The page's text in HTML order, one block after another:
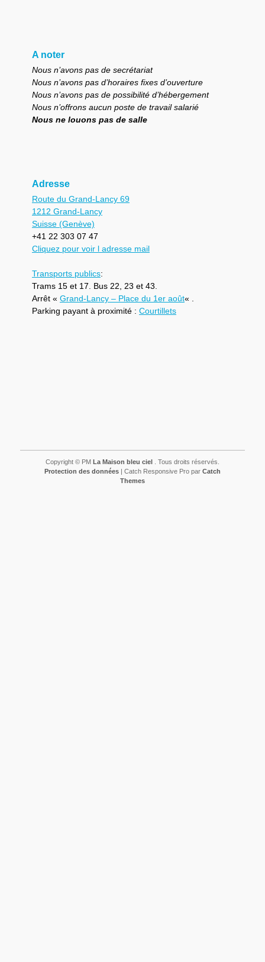
A noter
Nous n’avons pas de secrétariat
Nous n’avons pas d’horaires fixes d’ouverture
Nous n’avons pas de possibilité d’hébergement
Nous n’offrons aucun poste de travail salarié
Nous ne louons pas de salle
Adresse
Route du Grand-Lancy 69
1212 Grand-Lancy
Suisse (Genève)
+41 22 303 07 47
Cliquez pour voir l adresse mail
Transports publics:
Trams 15 et 17. Bus 22, 23 et 43.
Arrêt « Grand-Lancy – Place du 1er août« .
Parking payant à proximité : Courtillets
Copyright © PM La Maison bleu ciel
. Tous droits réservés.
Protection des données | Catch Responsive Pro par Catch
Themes